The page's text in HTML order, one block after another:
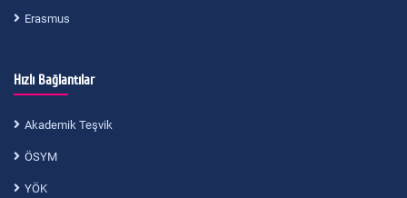
Erasmus
Hızlı Bağlantılar
Akademik Teşvik
ÖSYM
YÖK